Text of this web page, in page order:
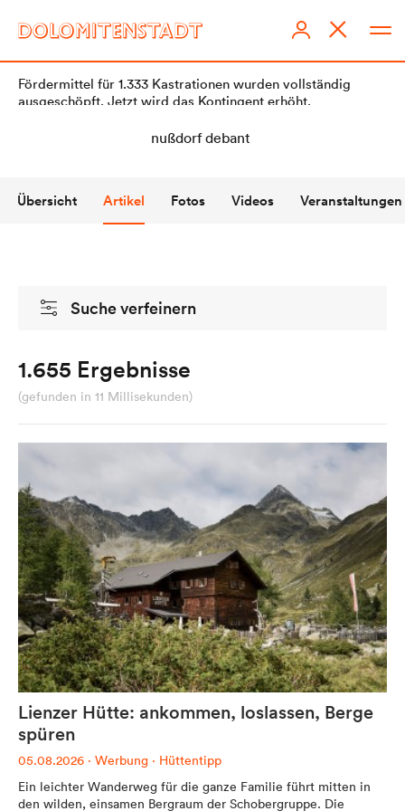
Übersicht Artikel Fotos Videos Veranstaltungen
Suche verfeinern
1.655 Ergebnisse
(gefunden in 11 Millisekunden)
Lienzer Hütte: ankommen, loslassen, Berge
spüren
05.08.2026 · Werbung · Hüttentipp
Ein leichter Wanderweg für die ganze Familie führt mitten in
den wilden, einsamen Bergraum der Schobergruppe. Die
Fördermittel für 1.333 Kastrationen wurden vollständig
ausgeschöpft. Jetzt wird das Kontingent erhöht.
DOLOMITENSTADT
Redaktionsstatut
KI-Richtlinien
Werbung
Anzeigenpreise
Reichweite / Statistik
Anfragen / Kontakt
Mein Dolomitenstadt.at
Anmelden
Registrieren
FAQ & Service